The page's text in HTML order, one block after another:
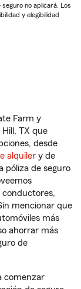
no aplicará. Los
y elegibilidad
Farm y
TX que
desde
alquiler y de
póliza de seguro
conductores,
mencionar que
más
ahorrar más
de
comenzar